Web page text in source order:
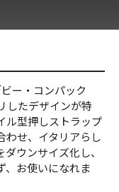
ー・コンパック
したデザインが特
ル型押しストラップ
わせ、イタリアらし
ウンサイズ化し、
、お使いになれま